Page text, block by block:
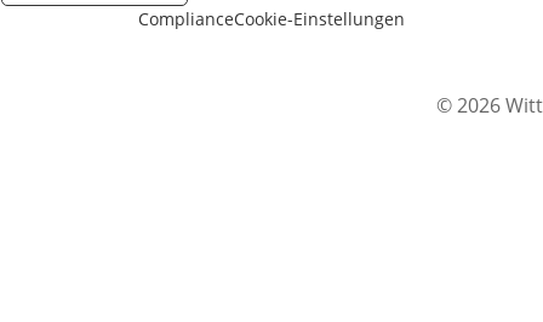
ComplianceCookie-Einstellungen
© 2026 Witt